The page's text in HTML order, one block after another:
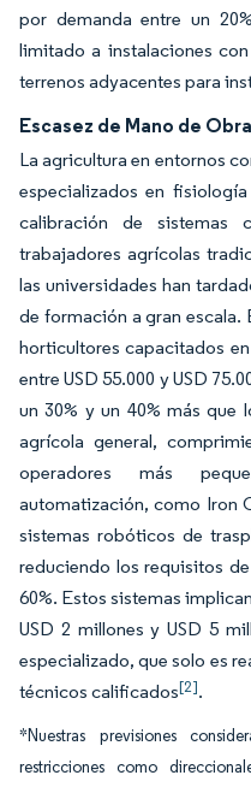
por demanda entre un
limitado a instalaciones
terrenos adyacentes para
Escasez de Mano de
La agricultura en entornos
especializados en
calibración de sistemas
trabajadores agrícolas
las universidades han
de formación a gran escala.
horticultores capacitados
entre USD 55.000 y USD
un 30% y un 40% más que
agrícola general,
operadores más
automatización, como Iron
sistemas robóticos de
reduciendo los requisitos
60%. Estos sistemas
USD 2 millones y USD 5
especializado, que solo es
técnicos calificados[2].
*Nuestras previsiones
restricciones como